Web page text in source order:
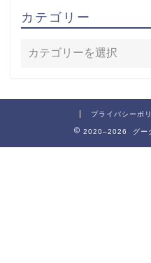
カテゴリー
プライバシーポ
2020–2026 グー